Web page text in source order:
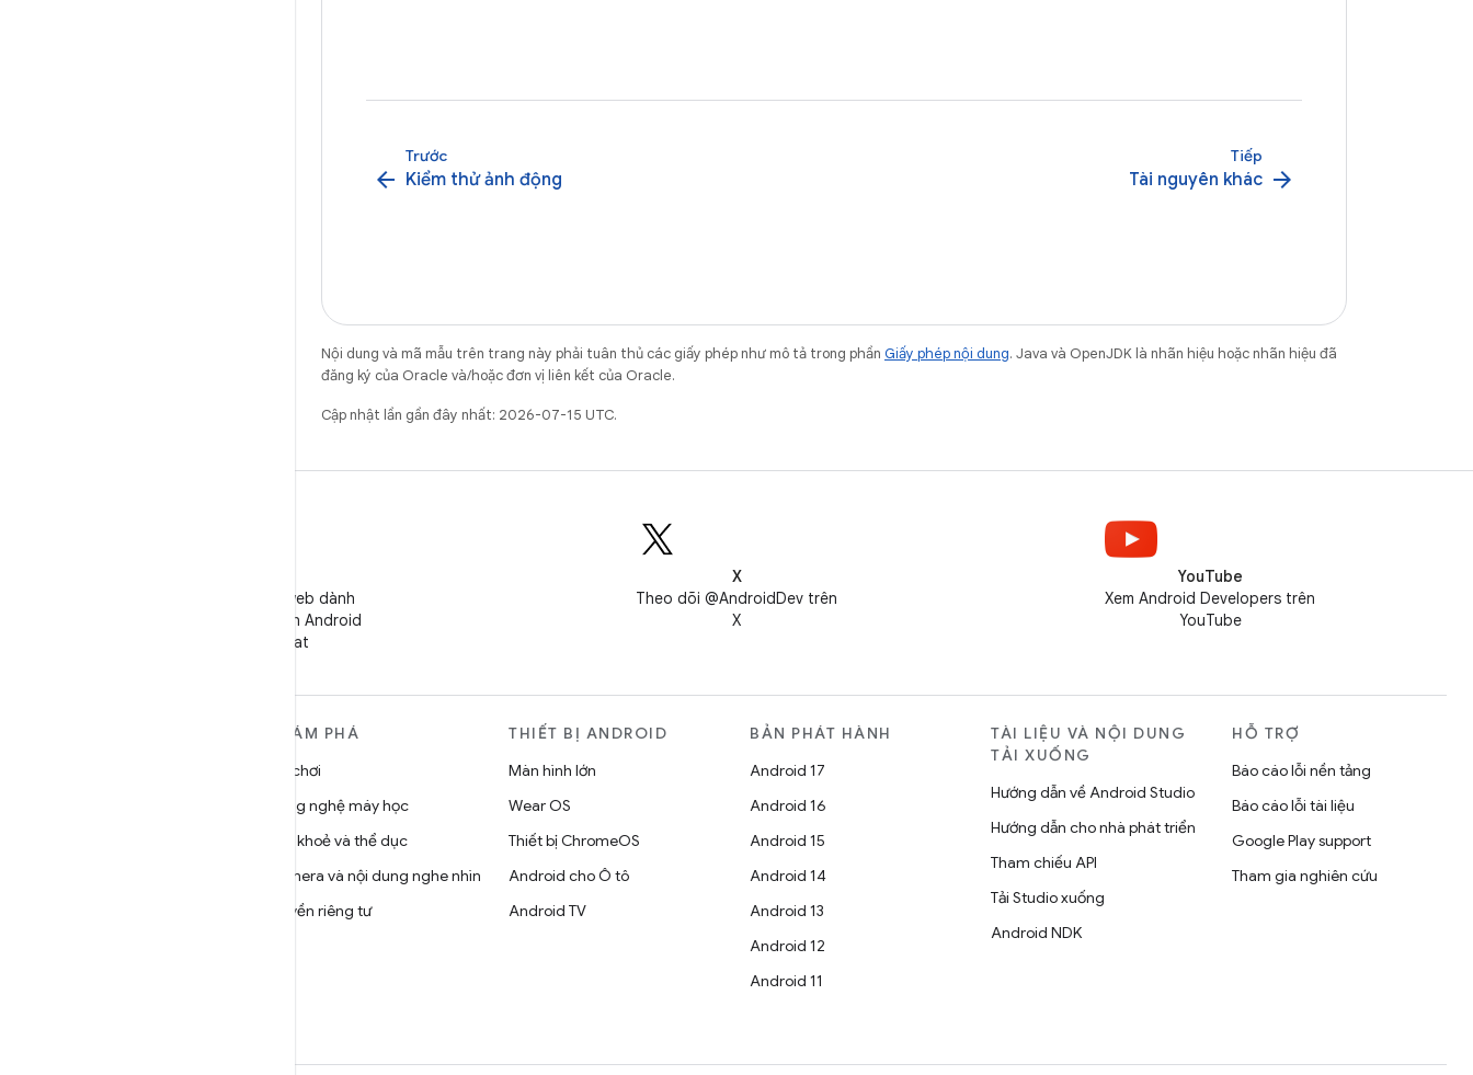
Trước
arrow_back Kiểm thử ảnh động
Tiếp
Tài nguyên khác arrow_forward
Nội dung và mã mẫu trên trang này phải tuân thủ các giấy phép như mô tả trong phần Giấy phép nội dung. Java và OpenJDK là nhãn hiệu hoặc nhãn hiệu đã
đăng ký của Oracle và/hoặc đơn vị liên kết của Oracle.
Cập nhật lần gần đây nhất: 2026-07-15 UTC.
Theo dõi trang web dành
cho Nhà phát triển Android
trên WeChat
X
Theo dõi @AndroidDev trên
X
YouTube
Xem Android Developers trên
YouTube
KHÁM PHÁ
Trò chơi
Công nghệ máy học
Sức khoẻ và thể dục
Camera và nội dung nghe nhìn
Quyền riêng tư
THIẾT BỊ ANDROID
Màn hình lớn
Wear OS
Thiết bị ChromeOS
Android cho Ô tô
Android TV
BẢN PHÁT HÀNH
Android 17
Android 16
Android 15
Android 14
Android 13
Android 12
Android 11
TÀI LIỆU VÀ NỘI DUNG
TẢI XUỐNG
Hướng dẫn về Android Studio
Hướng dẫn cho nhà phát triển
Tham chiếu API
Tải Studio xuống
Android NDK
HỖ TRỢ
Báo cáo lỗi nền tảng
Báo cáo lỗi tài liệu
Google Play support
Tham gia nghiên cứu